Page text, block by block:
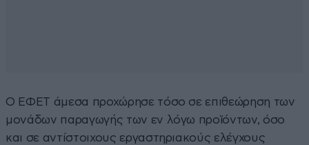
Ο ΕΦΕΤ άμεσα προχώρησε τόσο σε επιθεώρηση των
μονάδων παραγωγής των εν λόγω προϊόντων, όσο
και σε αντίστοιχους εργαστηριακούς ελέγχους